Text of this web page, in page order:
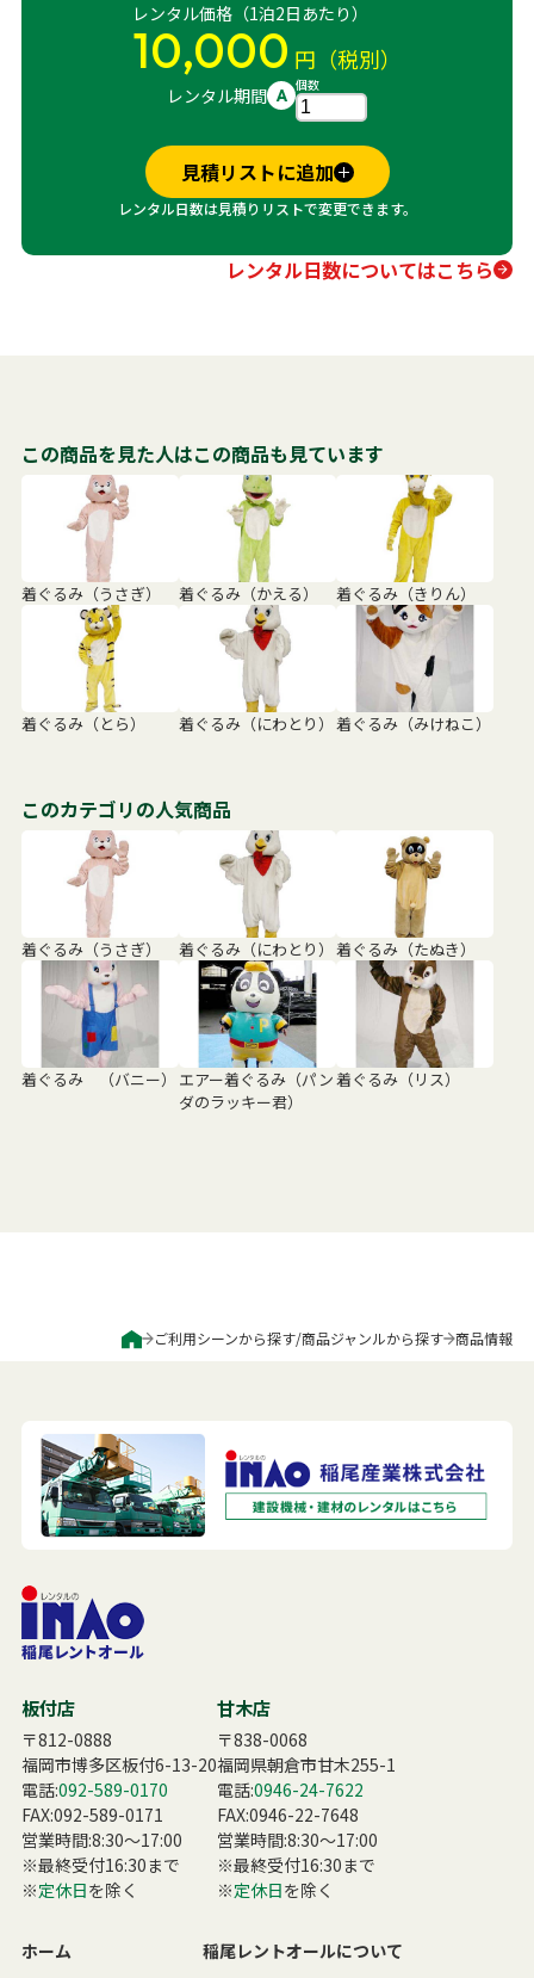
レンタル価格（1泊2日あたり）
10,000 円（税別）
レンタル期間 A 個数
見積リストに追加
レンタル日数は見積りリストで変更できます。
レンタル日数についてはこちら
この商品を見た人はこの商品も見ています
着ぐるみ（うさぎ） 着ぐるみ（かえる） 着ぐるみ（きりん）
着ぐるみ（とら） 着ぐるみ（にわとり） 着ぐるみ（みけねこ）
このカテゴリの人気商品
着ぐるみ（うさぎ） 着ぐるみ（にわとり） 着ぐるみ（たぬき）
着ぐるみ （バニー）
エアー着ぐるみ（パン
ダのラッキー君）
着ぐるみ（リス）
ご利用シーンから探す/商品ジャンルから探す 商品情報
板付店
〒812-0888
福岡市博多区板付6-13-20
電話:092-589-0170
FAX:092-589-0171
営業時間:8:30〜17:00
※最終受付16:30まで
※定休日を除く
甘木店
〒838-0068
福岡県朝倉市甘木255-1
電話:0946-24-7622
FAX:0946-22-7648
営業時間:8:30〜17:00
※最終受付16:30まで
※定休日を除く
ホーム
稲尾レントオールについて